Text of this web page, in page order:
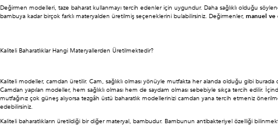
Değirmen modelleri, taze baharat kullanmayı tercih edenler için uygundur. Daha sağlıklı olduğu
bambuya kadar birçok farklı materyalden üretilmiş seçeneklerini bulabilirsiniz. Değirmenler, manuel ve
Kaliteli Baharatlıklar Hangi Materyallerden Üretilmektedir?
Kaliteli modeller, camdan üretilir. Cam, sağlıklı olması yönüyle mutfakta her alanda olduğu gibi
Camdan yapılan modeller, hem sağlıklı olması hem de saydam olması sebebiyle sıkça tercih edilir.
mutfağınız çok güneş alıyorsa tezgâh üstü baharatlık modellerinizi camdan yana tercih etmeniz
edebilirsiniz.
Kaliteli baharatlıkların üretildiği bir diğer materyal, bambudur. Bambunun antibakteriyel özelliği